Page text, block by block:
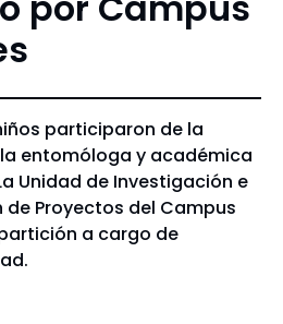
participaron de la
entomóloga y académica
Unidad de Investigación e
Proyectos del Campus
a cargo de